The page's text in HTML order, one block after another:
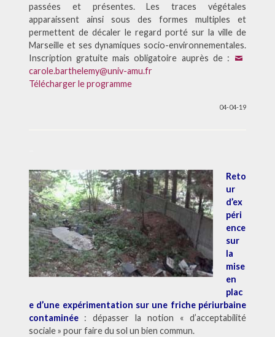
passées et présentes. Les traces végétales
apparaissent ainsi sous des formes multiples et
permettent de décaler le regard porté sur la ville de
Marseille et ses dynamiques socio-environnementales.
Inscription gratuite mais obligatoire auprès de :
carole.barthelemy@univ-amu.fr
Télécharger le programme
04-04-19
Reto
ur
d’ex
péri
ence
sur
la
mise
en
plac
e d’une expérimentation sur une friche périurbaine
contaminée: dépasser la notion « d’acceptabilité
sociale » pour faire du sol un bien commun.